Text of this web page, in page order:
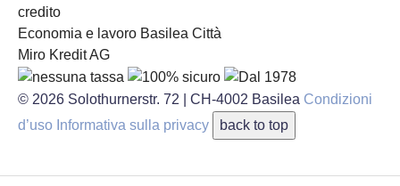
credito
Economia e lavoro Basilea Città
Miro Kredit AG
© 2026 Solothurnerstr. 72 CH-4002 Basilea Condizioni
d’uso Informativa sulla privacy back to top